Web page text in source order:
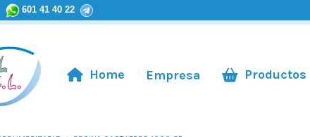
601 41 40 22
Home Empresa Productos